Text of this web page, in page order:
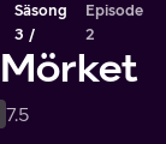
Säsong
3
Episode
2
7.5